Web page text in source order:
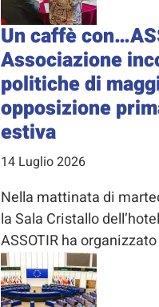
Un caffè
Associazione
politiche di
opposizione
estiva
14 Luglio 2026
Nella mattinata di
la Sala Cristallo
ASSOTIR ha